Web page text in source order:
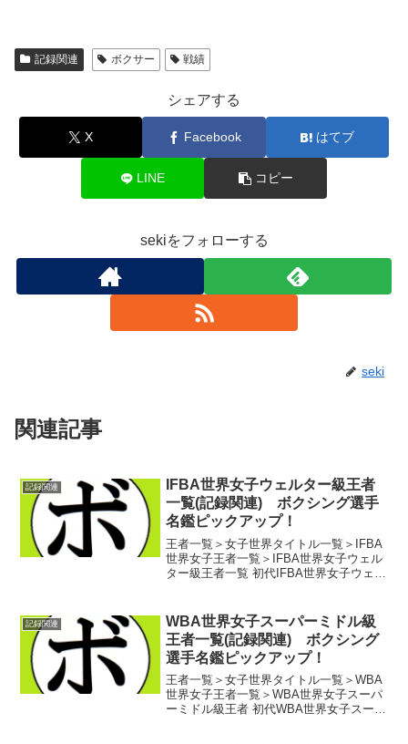
記録関連 ボクサー 戦績
シェアする
X Facebook はてブ
LINE コピー
sekiをフォローする
seki
関連記事
記録関連
IFBA世界女子ウェルター級王者
一覧(記録関連) ボクシング選手
名鑑ピックアップ！
王者一覧＞女子世界タイトル一覧＞IFBA
世界女子王者一覧＞IFBA世界女子ウェル
ター級王者一覧 初代IFBA世界女子ウェル
ー・ホルム(米)第3代IFBA世界女...
記録関連
WBA世界女子スーパーミドル級
王者一覧(記録関連) ボクシング
選手名鑑ピックアップ！
王者一覧＞女子世界タイトル一覧＞WBA
世界女子王者一覧＞WBA世界女子スーパ
ーミドル級王者 初代WBA世界女子スーパ